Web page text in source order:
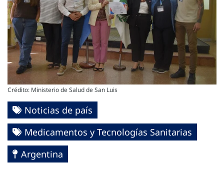
Crédito: Ministerio de Salud de San Luis
Noticias de país
Medicamentos y Tecnologías Sanitarias
Argentina